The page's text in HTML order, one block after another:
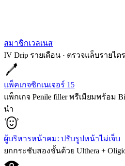
สมาชิกเวลเนส
IV Drip รายเดือน · ตรวจแล็บรายไต
แพ็คเกจซิกเนเจอร์ 15
แพ็กเกจ Penile filler พรีเมียมพร้อม
นำ
ผู้บริหารหน้าคม: ปรับรูปหน้าไม่เจ็บ
ยกกระชับสองชั้นด้วย Ulthera +